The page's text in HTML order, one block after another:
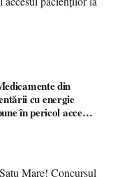
din
cu energie
în pericol accesul